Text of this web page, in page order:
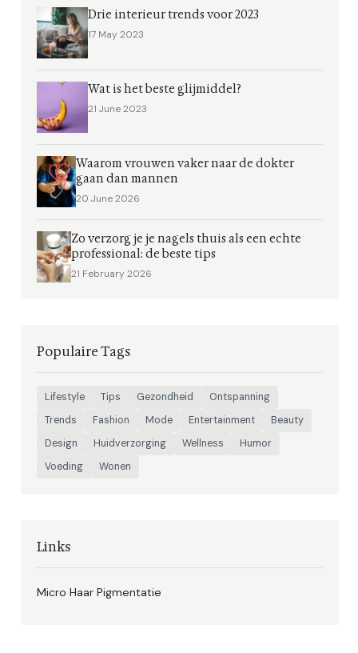
Drie interieur trends voor 2023
17 May 2023
Wat is het beste glijmiddel?
21 June 2023
Waarom vrouwen vaker naar de dokter
gaan dan mannen
20 June 2026
Zo verzorg je je nagels thuis als een echte
professional: de beste tips
21 February 2026
Populaire Tags
Lifestyle Tips Gezondheid
Ontspanning
Trends
Fashion Mode Entertainment
Beauty
Design
Huidverzorging Wellness
Humor
Voeding
Wonen
Links
Micro Haar Pigmentatie